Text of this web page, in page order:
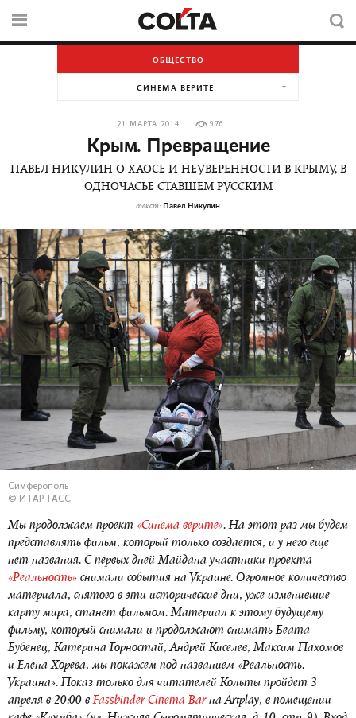
ОБЩЕСТВО
СИНЕМА ВЕРИТЕ
21 МАРТА 2014 976
Крым. Превращение
ПАВЕЛ НИКУЛИН О ХАОСЕ И НЕУВЕРЕННОСТИ В КРЫМУ, В
ОДНОЧАСЬЕ СТАВШЕМ РУССКИМ
текст: Павел Никулин
Симферополь
© ИТАР-ТАСС
Мы продолжаем проект «Синема верите». На этот раз мы будем
представлять фильм, который только создается, и у него еще
нет названия. С первых дней Майдана участники проекта
«Реальность» снимали события на Украине. Огромное количество
материала, снятого в эти исторические дни, уже изменившие
карту мира, станет фильмом. Материал к этому будущему
фильму, который снимали и продолжают снимать Беата
Бубенец, Катерина Горностай, Андрей Киселев, Максим Пахомов
и Елена Хорева, мы покажем под названием «Реальность.
Украина». Показ только для читателей Кольты пройдет 3
апреля в 20:00 вFassbinder Cinema Barна Artplay, в помещении